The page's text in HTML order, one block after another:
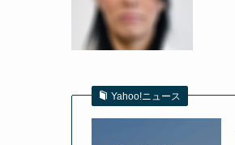
Yahoo!ニュース